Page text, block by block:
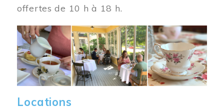
offertes de 10 h à 18 h.
Image
Locations